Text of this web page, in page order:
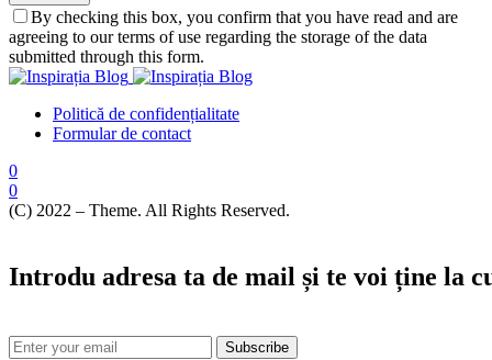
By checking this box, you confirm that you have read and are
agreeing to our terms of use regarding the storage of the data
submitted through this form.
Politică de confidențialitate
Formular de contact
0
0
(C) 2022 – Theme. All Rights Reserved.
Introdu adresa ta de mail și te voi ține la
Subscribe